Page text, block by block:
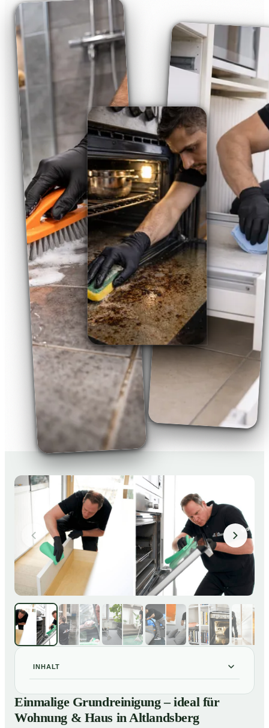
INHALT
Einmalige Grundreinigung – ideal für Wohnung & Haus
in Altlandsberg
Einmalige Grundreinigung – ideal für
Wohnung & Haus in Altlandsberg